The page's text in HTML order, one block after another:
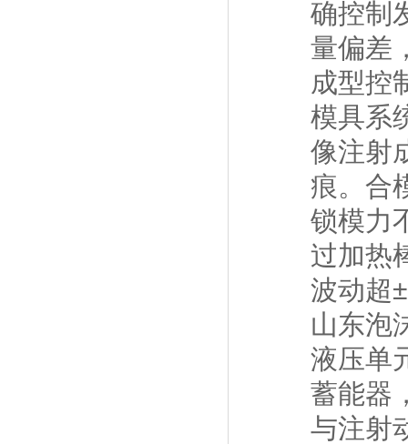
确控制
量偏差
成型控
模具系
像注射
痕。合
锁模力
过加热
波动超
山东泡
液压单
蓄能器
与注射